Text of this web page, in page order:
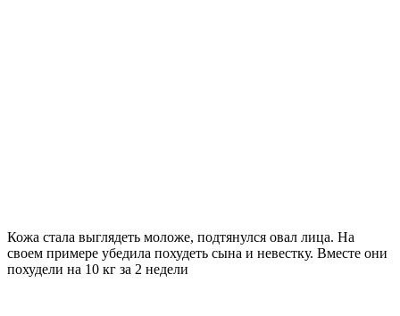
Кожа стала выглядеть моложе, подтянулся овал лица. На
своем примере убедила похудеть сына и невестку. Вместе они
похудели на 10 кг за 2 недели